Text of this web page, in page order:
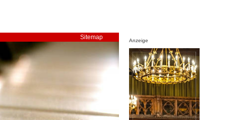
Sitemap Anzeige